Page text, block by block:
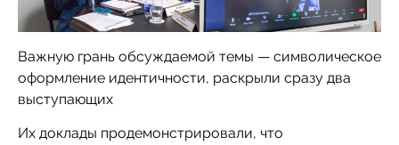
Важную грань обсуждаемой темы — символическое
оформление идентичности, раскрыли сразу два
выступающих
Их доклады продемонстрировали, что